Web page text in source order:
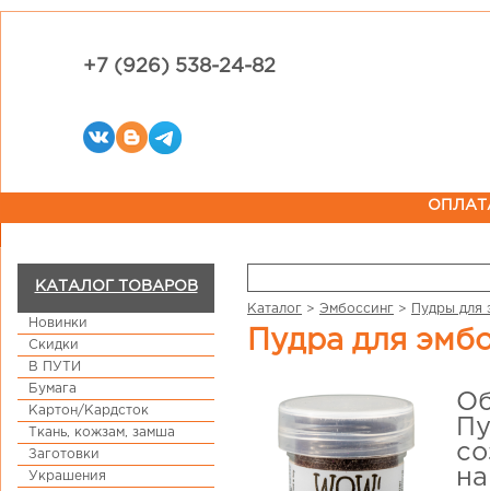
+7 (926) 538-24-82
КАТАЛОГ ТОВАРОВ
Новинки
Скидки
В ПУТИ
Бумага
Картон/Кардсток
Ткань, кожзам, замша
Заготовки
Украшения
Каталог > Эмбоссинг > Пудры для
Пудра для